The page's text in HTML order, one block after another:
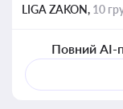
LIGA ZAKON, 10
Повний AI-